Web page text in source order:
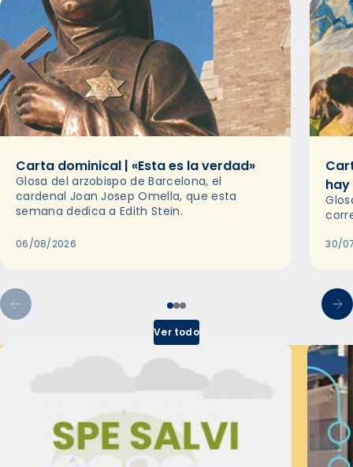
Carta dominical | «Esta es la verdad»
Glosa del arzobispo de Barcelona, el
cardenal Joan Josep Omella, que esta
semana dedica a Edith Stein.
06/08/2026 30/
Ver todo